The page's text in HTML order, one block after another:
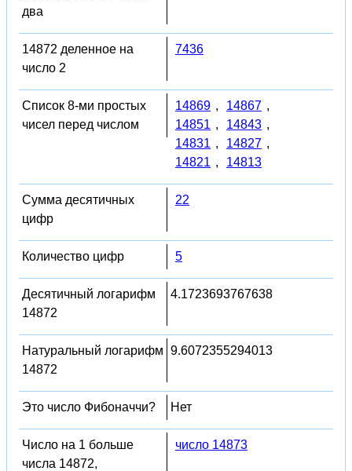
два
14872 деленное на
число 2
7436
Список 8-ми простых
чисел перед числом
14869 , 14867 ,
14851 , 14843 ,
14831 , 14827 ,
14821 , 14813
Сумма десятичных
цифр
22
Количество цифр 5
Десятичный логарифм
14872
4.1723693767638
Натуральный логарифм
14872
9.6072355294013
Это число Фибоначчи? Нет
Число на 1 больше
числа 14872,
число 14873